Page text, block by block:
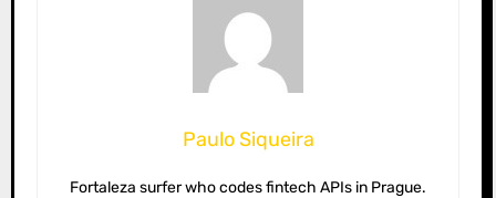
Paulo Siqueira
Fortaleza surfer who codes fintech APIs in Prague.